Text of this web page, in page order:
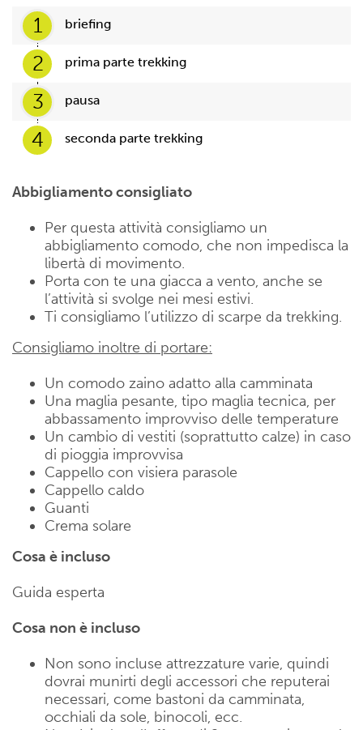
1 briefing
2 prima parte trekking
3 pausa
4 seconda parte trekking
Abbigliamento consigliato
Per questa attività consigliamo un
abbigliamento comodo, che non impedisca la
libertà di movimento.
Porta con te una giacca a vento, anche se
l’attività si svolge nei mesi estivi.
Ti consigliamo l’utilizzo di scarpe da trekking.
Consigliamo inoltre di portare:
Un comodo zaino adatto alla camminata
Una maglia pesante, tipo maglia tecnica, per
abbassamento improvviso delle temperature
Un cambio di vestiti (soprattutto calze) in caso
di pioggia improvvisa
Cappello con visiera parasole
Cappello caldo
Guanti
Crema solare
Cosa è incluso
Guida esperta
Cosa non è incluso
Non sono incluse attrezzature varie, quindi
dovrai munirti degli accessori che reputerai
necessari, come bastoni da camminata,
occhiali da sole, binocoli, ecc.